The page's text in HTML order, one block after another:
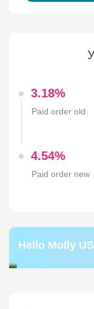
3.18%
Paid order old
4.54%
Paid order new
Hello Molly